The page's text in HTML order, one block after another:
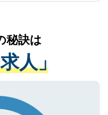
いについての厳密な
業者のみに付与され
クを取得済みです。
もご安心ください。
療機関の状況や紹介
適切なアドバイスを
すぐにご転職をされ
サポートが可能です
ださい。
秘訣は
人」